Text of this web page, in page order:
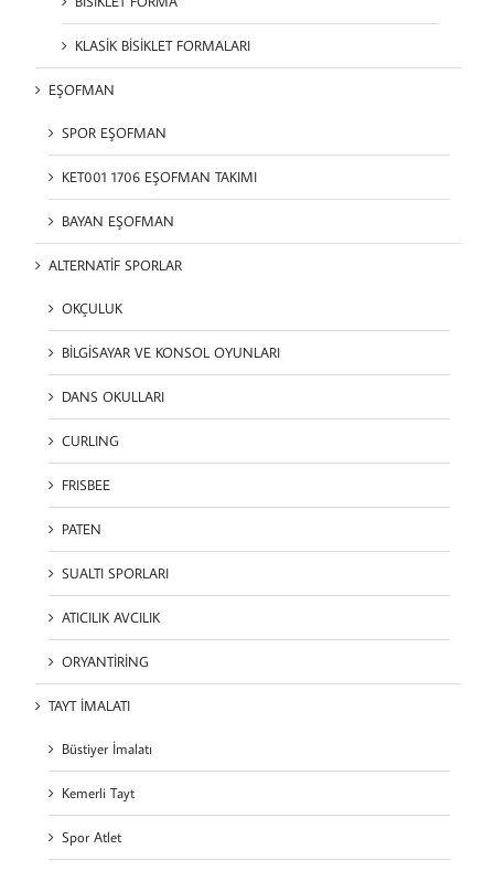
KLASİK BİSİKLET FORMALARI
EŞOFMAN
SPOR EŞOFMAN
KET001 1706 EŞOFMAN TAKIMI
BAYAN EŞOFMAN
ALTERNATİF SPORLAR
OKÇULUK
BİLGİSAYAR VE KONSOL OYUNLARI
DANS OKULLARI
CURLING
FRISBEE
PATEN
SUALTI SPORLARI
ATICILIK AVCILIK
ORYANTİRİNG
TAYT İMALATI
Büstiyer İmalatı
Kemerli Tayt
Spor Atlet